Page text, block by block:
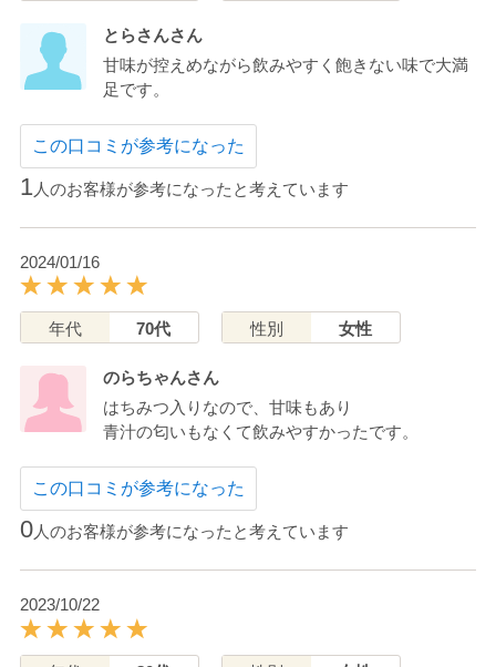
とらさんさん
甘味が控えめながら飲みやすく飽きない味で大満
足です。
この口コミが参考になった
1 人のお客様が参考になったと考えています
2024/01/16
年代 70代 性別 女性
のらちゃんさん
はちみつ入りなので、甘味もあり
青汁の匂いもなくて飲みやすかったです。
この口コミが参考になった
0人のお客様が参考になったと考えています
2023/10/22